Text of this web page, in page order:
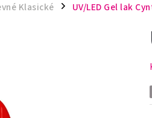
Klasické / UV/LED Gel lak